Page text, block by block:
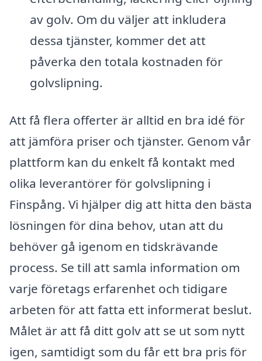
av golv. Om du väljer att inkludera
dessa tjänster, kommer det att
påverka den totala kostnaden för
golvslipning.
Att få flera offerter är alltid en bra idé för
att jämföra priser och tjänster. Genom vår
plattform kan du enkelt få kontakt med
olika leverantörer för golvslipning i
Finspång. Vi hjälper dig att hitta den bästa
lösningen för dina behov, utan att du
behöver gå igenom en tidskrävande
process. Se till att samla information om
varje företags erfarenhet och tidigare
arbeten för att fatta ett informerat beslut.
Målet är att få ditt golv att se ut som nytt
igen, samtidigt som du får ett bra pris för